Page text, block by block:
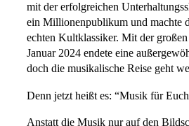
mit der erfolgreichen
ein Millionenpublikum und machte
echten Kultklassiker. Mit der
Januar 2024 endete eine
doch die musikalische Reise geht
Denn jetzt heißt es: “Musik für
Anstatt die Musik nur auf den